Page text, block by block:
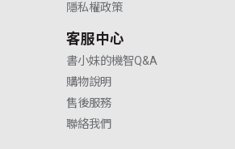
隱私權政策
客服中心
書小妹的機智Q&A
購物說明
售後服務
聯絡我們